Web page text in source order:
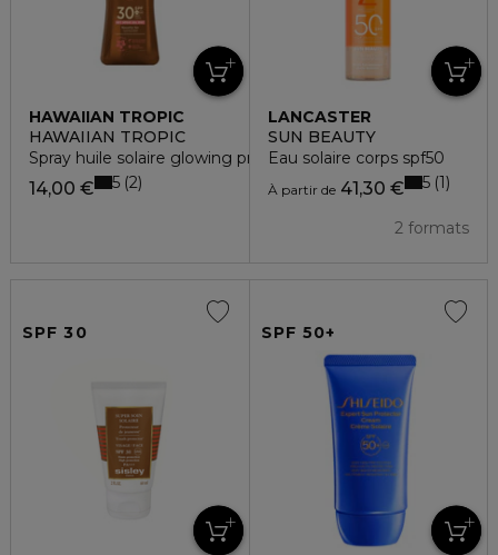
HAWAIIAN TROPIC
HAWAIIAN TROPIC
Spray huile solaire glowing protection spf30
14,00 € 5 2
LANCASTER
SUN BEAUTY
Eau solaire corps spf50
À partir de41,30 €
2 formats
5 1
SPF 30 SPF 50+